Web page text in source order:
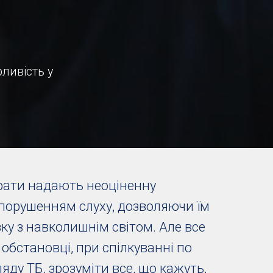
у
надають неоціненну
слуху, дозволяючи їм
з навколишнім світом. Але все
при спілкуванні по
ТБ, зрозуміти все, що кажуть,